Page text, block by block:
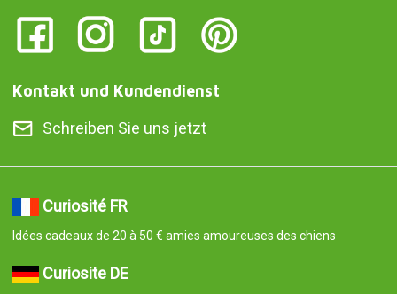
Kontakt und Kundendienst
Schreiben Sie uns jetzt
Curiosité FR
Idées cadeaux de 20 à 50 € amies amoureuses des chiens
Curiosite DE